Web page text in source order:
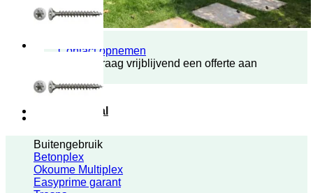
Contact opnemen
Vraag vrijblijvend een offerte aan
Plaatmateriaal
Buitengebruik
Betonplex
Okoume Multiplex
Easyprime garant